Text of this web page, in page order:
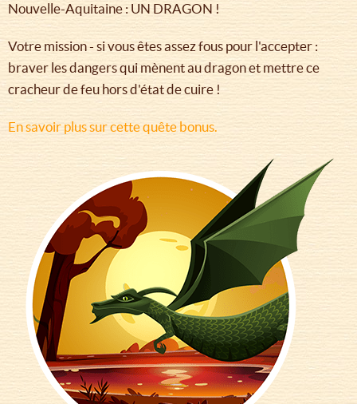
Nouvelle-Aquitaine : UN DRAGON !
Votre mission - si vous êtes assez fous pour l'accepter :
braver les dangers qui mènent au dragon et mettre ce
cracheur de feu hors d'état de cuire !
En savoir plus sur cette quête bonus.